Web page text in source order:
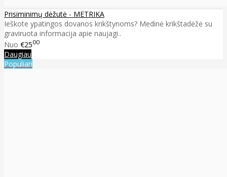
Prisiminimų dėžutė - METRIKA
Ieškote ypatingos dovanos krikštynoms? Medinė krikštadėžė su
graviruota informacija apie naujagi..
Nuo €2500
Daugiau
Populiari